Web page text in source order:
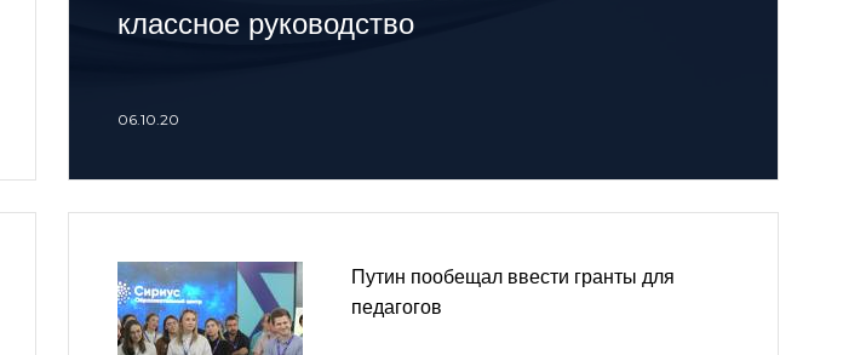
классное руководство
06.10.20
Путин пообещал ввести гранты для
педагогов